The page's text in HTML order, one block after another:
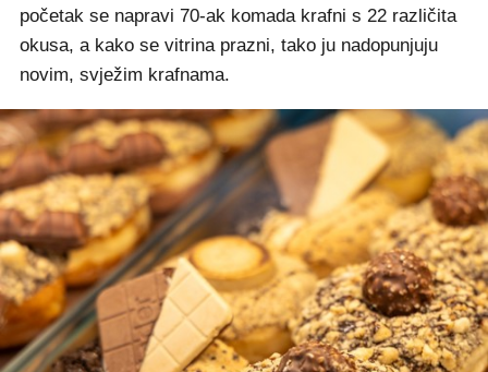
početak se napravi 70-ak komada krafni s 22 različita
okusa, a kako se vitrina prazni, tako ju nadopunjuju
novim, svježim krafnama.